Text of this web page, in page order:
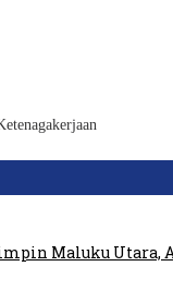
Maluku Utara,